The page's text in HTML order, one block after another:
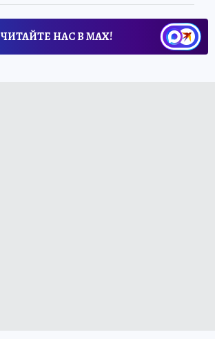
ЧИТАЙТЕ НАС В МАХ!